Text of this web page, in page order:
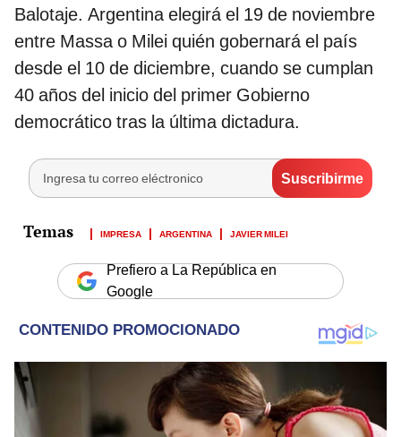
Balotaje. Argentina elegirá el 19 de noviembre
entre Massa o Milei quién gobernará el país
desde el 10 de diciembre, cuando se cumplan
40 años del inicio del primer Gobierno
democrático tras la última dictadura.
IMPRESA ARGENTINA JAVIER MILEI
Prefiero a La República en
Google